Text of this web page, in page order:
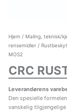
Hjem / Maling, teknisk/
rensemidler/
MOS2
CRC
Leverandørens
Den spesielle
vanskelig tilgjengelige